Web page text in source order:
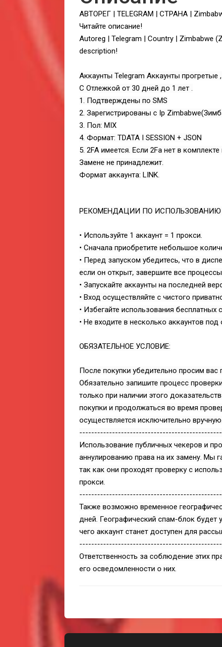
АВТОРЕГ | TELEGRAM | СТРАНА |
Читайте описание!
Autoreg | Telegram | Country | Zimbabwe
description!
Аккаунты Telegram Аккаунты
С Отлежкой от 30 дней до 1 лет .
1. Подтверждены по SMS
2. Зарегистрированы с Ip
3. Пол: MIX
4. Формат: TDATA I SESSION + JSON
5. 2FA имеется. Если 2Fa нет в
Замене не принадлежит.
Формат аккаунта: LINK.
РЕКОМЕНДАЦИИ ПО ИСПОЛЬЗОВАНИЮ
• Используйте 1 аккаунт = 1 прокси.
• Сначала приобретите небольшое
• Перед запуском убедитесь, что в
если он открыт, завершите все
• Запускайте аккаунты на последней
• Вход осуществляйте с чистого
• Избегайте использования бесплатных
• Не входите в несколько аккаунтов
ОБЯЗАТЕЛЬНОЕ УСЛОВИЕ:
После покупки убедительно просим вас
Обязательно запишите процесс
только при наличии этого
покупки и продолжаться во время
осуществляется исключительно
Использование публичных чекеров и
аннулированию права на их замену. Мы
так как они проходят проверку с
прокси.
Также возможно временное
дней. Географический спам-блок будет
чего аккаунт станет доступен для
Ответственность за соблюдение этих
его осведомленности о них.